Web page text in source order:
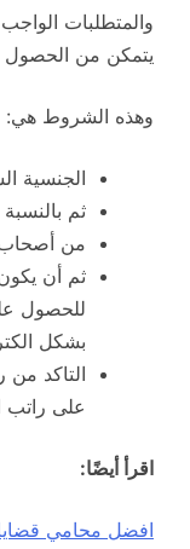
والمتطلبات
يتمكن من الحصول
وهذه الشروط هي:
الجنسية
ثم بالنسبة
من أصحاب
ثم أن
للحصول
بشكل
التاكد من
على راتب
اقرأ أيضًا:
افضل محامي قضايا